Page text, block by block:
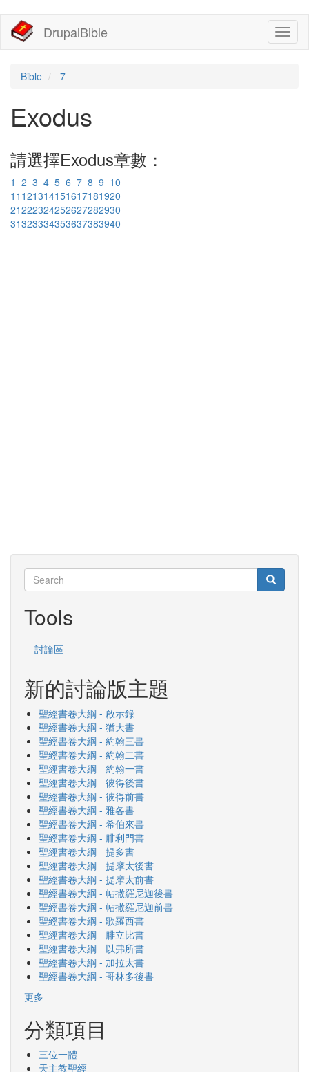
主
DrupalBible
Bible 7
Exodus
請選擇Exodus章數：
1 2 3 4 5 6 7 8 9 10
11 121314151617181920
21222324252627282930
31323334353637383940
Search
Search Search
Tools
討論區
新的討論版主題
聖經書卷大綱 - 啟示錄
聖經書卷大綱 - 猶大書
聖經書卷大綱 - 約翰三書
聖經書卷大綱 - 約翰二書
聖經書卷大綱 - 約翰一書
聖經書卷大綱 - 彼得後書
聖經書卷大綱 - 彼得前書
聖經書卷大綱 - 雅各書
聖經書卷大綱 - 希伯來書
聖經書卷大綱 - 腓利門書
聖經書卷大綱 - 提多書
聖經書卷大綱 - 提摩太後書
聖經書卷大綱 - 提摩太前書
聖經書卷大綱 - 帖撒羅尼迦後書
聖經書卷大綱 - 帖撒羅尼迦前書
聖經書卷大綱 - 歌羅西書
聖經書卷大綱 - 腓立比書
聖經書卷大綱 - 以弗所書
聖經書卷大綱 - 加拉太書
聖經書卷大綱 - 哥林多後書
更多
分類項目
三位一體
天主教聖經